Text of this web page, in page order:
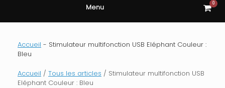
Menu View
cart
0
Accueil - Stimulateur multifonction USB Eléphant Couleur :
Bleu
Accueil / Tous les articles / Stimulateur multifonction USB
Eléphant Couleur : Bleu